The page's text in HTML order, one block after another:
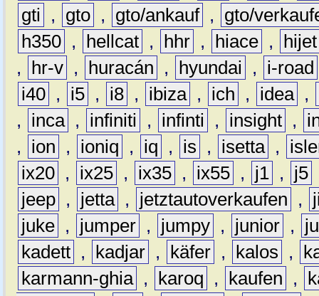
gti
, gto , gto/ankauf ,
gto/
h350 , hellcat , hhr , hiace ,
hijet
,
hr-v , huracán , hyundai ,
i-road
i40 , i5 , i8 , ibiza , ich , idea ,
,
inca , infiniti , infinti , insight ,
,
ion , ioniq , iq , is , isetta ,
ix20 , ix25 , ix35 , ix55 , j1 , j5
jeep , jetta , jetztautoverkaufen ,
juke , jumper , jumpy , junior ,
kadett , kadjar , käfer , kalos ,
karmann-ghia , karoq , kaufen ,